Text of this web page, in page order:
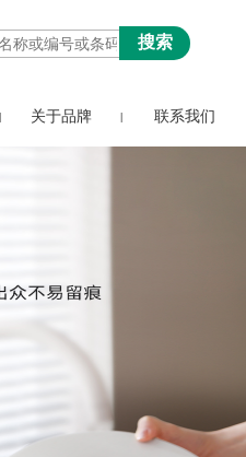
关于品牌 联系我们